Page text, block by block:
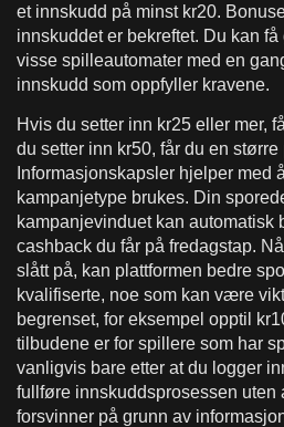
et innskudd på minst kr20.
innskuddet er bekreftet. Du kan
visse spilleautomater med en
innskudd som oppfyller kravene.
Hvis du setter inn kr25 eller mer,
du setter inn kr50, får du en større
Informasjonskapsler hjelper med
kampanjetype brukes. Din
kampanjevinduet kan automatisk
cashback du får på fredagstap.
slått på, kan plattformen bedre
kvalifiserte, noe som kan være
begrenset, for eksempel opptil
tilbudene er for spillere som har
vanligvis bare etter at du logger
fullføre innskuddsprosessen uten
forsvinner på grunn av